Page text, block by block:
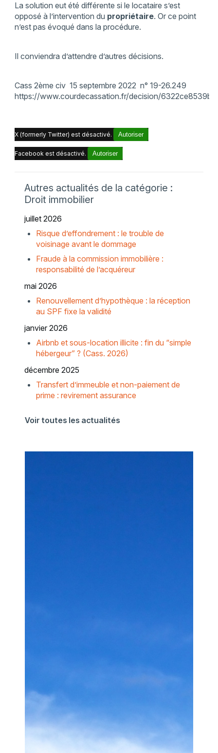
La solution eut été différente si le locataire s’est
opposé à l’intervention du propriétaire. Or ce point
n’est pas évoqué dans la procédure.
Il conviendra d’attendre d’autres décisions.
Cass 2ème civ 15 septembre 2022 n° 19-26.249
https://www.courdecassation.fr/decision/
X (formerly Twitter) est désactivé. Autoriser
Facebook est désactivé. Autoriser
Autres actualités de la catégorie :
Droit immobilier
juillet 2026
Risque d’effondrement : le trouble de
voisinage avant le dommage
Fraude à la commission immobilière :
responsabilité de l’acquéreur
mai 2026
Renouvellement d’hypothèque : la réception
au SPF fixe la validité
janvier 2026
Airbnb et sous-location illicite : fin du “simple
hébergeur” ? (Cass. 2026)
décembre 2025
Transfert d’immeuble et non-paiement de
prime : revirement assurance
Voir toutes les actualités